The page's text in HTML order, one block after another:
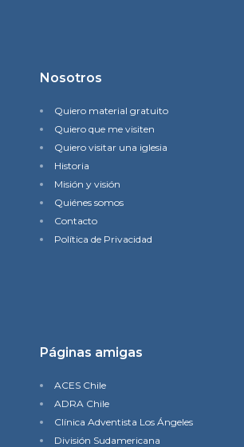
Nosotros
Quiero material gratuito
Quiero que me visiten
Quiero visitar una iglesia
Historia
Misión y visión
Quiénes somos
Contacto
Política de Privacidad
Páginas amigas
ACES Chile
ADRA Chile
Clínica Adventista Los Ángeles
División Sudamericana